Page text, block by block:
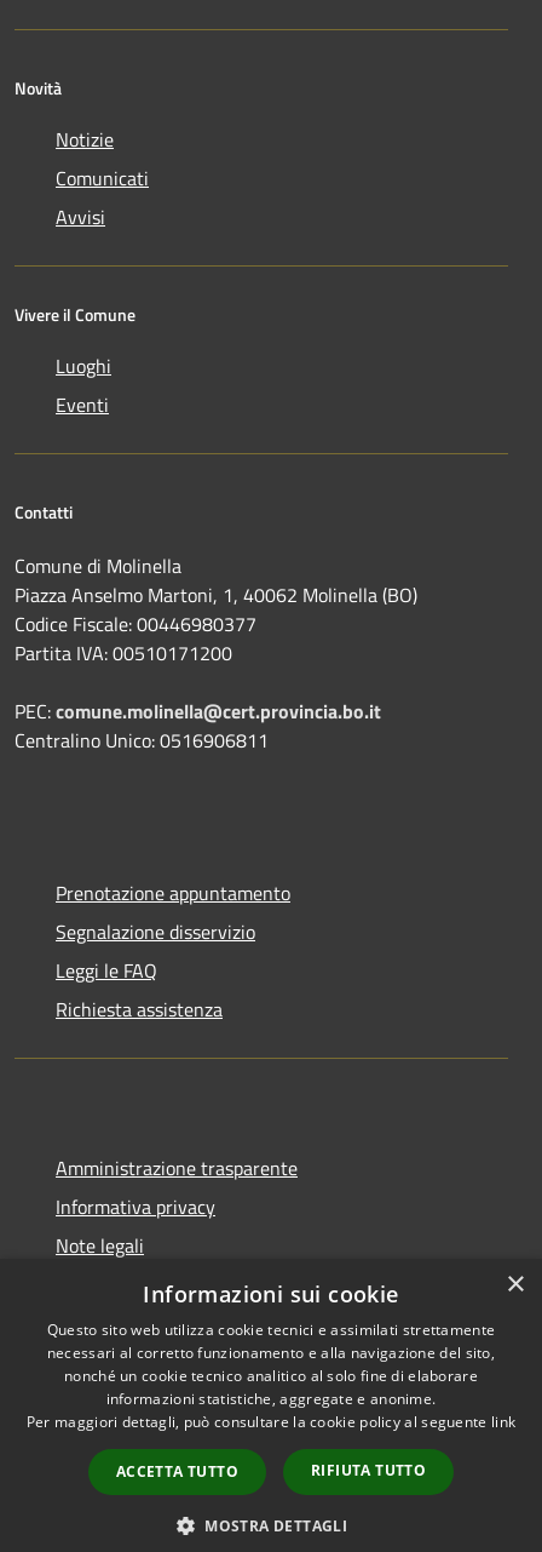
Novità
Notizie
Comunicati
Avvisi
Vivere il Comune
Luoghi
Eventi
Contatti
Comune di Molinella
Piazza Anselmo Martoni, 1, 40062 Molinella (BO)
Codice Fiscale: 00446980377
Partita IVA: 00510171200
PEC:comune.molinella@cert.provincia.bo.it
Centralino Unico: 0516906811
Prenotazione appuntamento
Segnalazione disservizio
Leggi le FAQ
Richiesta assistenza
Amministrazione trasparente
Informativa privacy
Note legali
Dichiarazione di accessibilità
Accessibilità
Copyright © 2026 • Comune di
Molinella • Powered by
Municipium•
Accesso
redazione
×
Informazioni sui cookie
Questo sito web utilizza cookie tecnici e assimilati strettamente
necessari al corretto funzionamento e alla navigazione del sito,
nonché un cookie tecnico analitico al solo fine di elaborare
informazioni statistiche, aggregate e anonime.
Per maggiori dettagli, può consultare la cookie policy al seguente link
ACCETTA TUTTO RIFIUTA TUTTO
MOSTRA DETTAGLI